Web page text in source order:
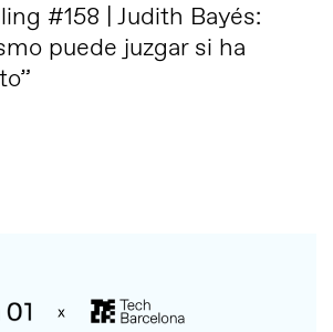
#158 | Judith Bayés:
puede juzgar si ha